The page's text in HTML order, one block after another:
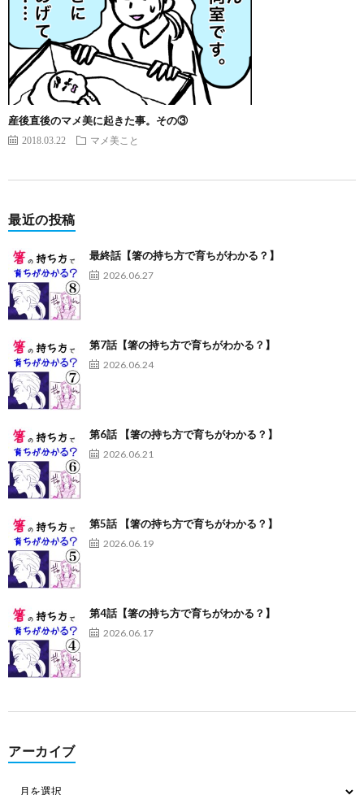
産後直後のマメ美に起きた事。その③
2018.03.22 マメ美こと
最近の投稿
最終話【箸の持ち方で育ちがわかる？】
2026.06.27
第7話【箸の持ち方で育ちがわかる？】
2026.06.24
第6話 【箸の持ち方で育ちがわかる？】
2026.06.21
第5話 【箸の持ち方で育ちがわかる？】
2026.06.19
第4話【箸の持ち方で育ちがわかる？】
2026.06.17
アーカイブ